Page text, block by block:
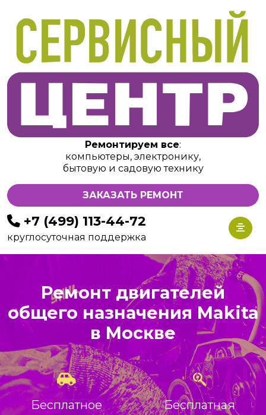
Ремонтируем все:
компьютеры, электронику,
бытовую и садовую технику
ЗАКАЗАТЬ РЕМОНТ
+7 (499) 113-44-72
круглосуточная поддержка
Ремонт двигателей
общего назначения Makita
в Москве
Бесплатное
Бесплатная